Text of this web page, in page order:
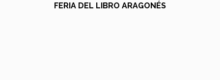
FERIA DEL LIBRO ARAGONÉS